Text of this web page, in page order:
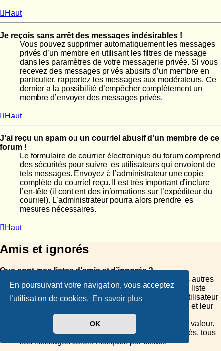
En poursuivant votre navigation, vous acceptez
l’utilisation de cookies. En savoir plus
OK
Haut
Je reçois sans arrêt des messages indésirables !
Vous pouvez supprimer automatiquement les messages
privés d’un membre en utilisant les filtres de message
dans les paramètres de votre messagerie privée. Si vous
recevez des messages privés abusifs d’un membre en
particulier, rapportez les messages aux modérateurs. Ce
dernier a la possibilité d’empêcher complètement un
membre d’envoyer des messages privés.
Haut
J’ai reçu un spam ou un courriel abusif d’un membre de ce
forum !
Le formulaire de courrier électronique du forum comprend
des sécurités pour suivre les utilisateurs qui envoient de
tels messages. Envoyez à l’administrateur une copie
complète du courriel reçu. Il est très important d’inclure
l’en-tête (il contient des informations sur l’expéditeur du
courriel). L’administrateur pourra alors prendre les
mesures nécessaires.
Haut
Amis et ignorés
Que sont mes listes d’amis et d’ignorés ?
Vous pouvez utiliser ces listes pour organiser les autres
membres du forum. Les membres ajoutés à votre liste
d’amis seront affichés dans votre panneau de l’utilisateur
pour un accès rapide, voir leur état de connexion et leur
envoyer des messages privés. Selon les thèmes
graphiques, leurs messages peuvent être mis en valeur.
Si vous ajoutez un utilisateur à votre liste d’ignorés, tous
ses messages seront masqués par défaut.